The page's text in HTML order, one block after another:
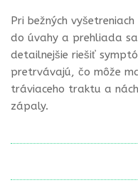
Pri bežných
do úvahy a prehliada
detailnejšie riešiť
pretrvávajú, čo môže
tráviaceho traktu a
zápaly.